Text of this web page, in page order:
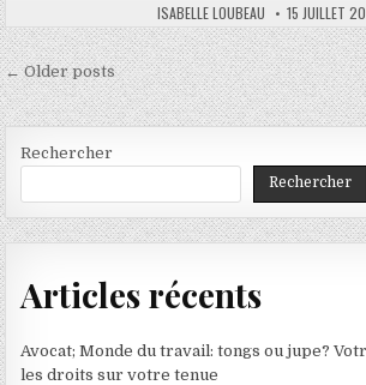
AUTHOR:
ISABELLE LOUBEAU PUBLISHED
DATE:
15 JUILLET
Navigation
des
articles
← Older posts
Rechercher
Rechercher
Articles récents
Avocat; Monde du travail: tongs ou jupe?
les droits sur votre tenue